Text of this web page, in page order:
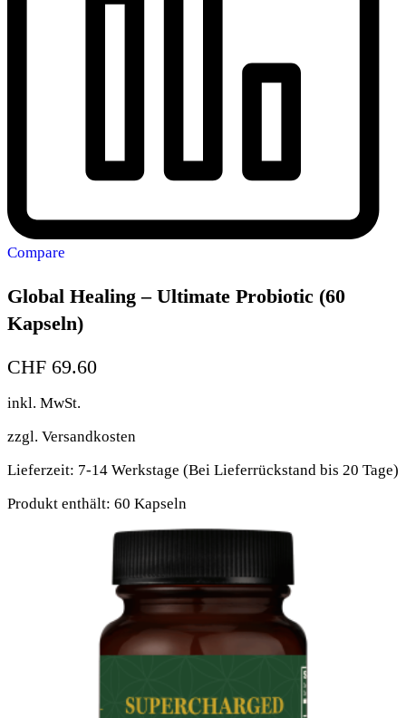
Compare
Global Healing – Ultimate Probiotic (60
Kapseln)
CHF 69.60
inkl. MwSt.
zzgl. Versandkosten
Lieferzeit: 7-14 Werkstage (Bei Lieferrückstand bis 20 Tage)
Produkt enthält: 60 Kapseln